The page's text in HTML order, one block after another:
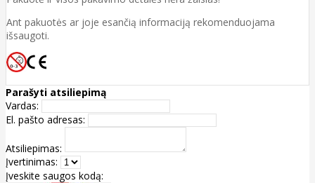
Ant pakuotės ar joje esančią informaciją rekomenduojama
išsaugoti.
Parašyti atsiliepimą
Vardas:
El. pašto adresas:
Atsiliepimas:
Įvertinimas:
Įveskite saugos kodą: